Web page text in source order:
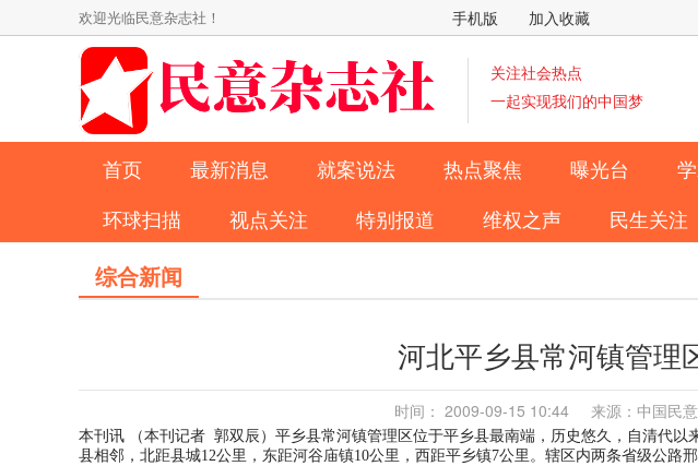
欢迎光临民意杂志社！ 手机版 加入收藏
关注社会热点
一起实现我们的中国梦
首页 最新消息 就案说法 热点聚焦 曝光台
环球扫描
视点关注 特别报道 维权之声 民生关注
综合新闻
河北平乡县常河镇管理
时间： 2009-09-15 10:44 来源：中国民
本刊讯 （本刊记者 郭双辰）平乡县常河镇管理区位于平乡县最南端，历史悠久，自清代以
县相邻，北距县城12公里，东距河谷庙镇10公里，西距平乡镇7公里。辖区内两条省级公路